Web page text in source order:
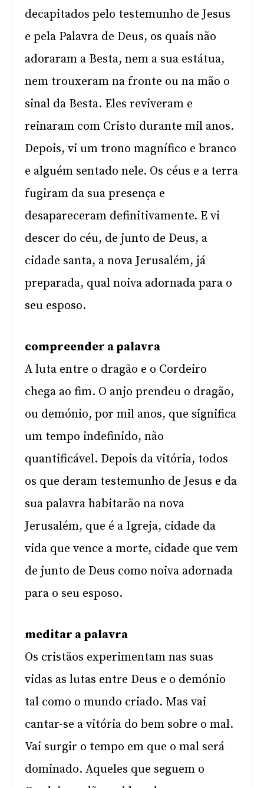
decapitados pelo testemunho de Jesus
e pela Palavra de Deus, os quais não
adoraram a Besta, nem a sua estátua,
nem trouxeram na fronte ou na mão o
sinal da Besta. Eles reviveram e
reinaram com Cristo durante mil anos.
Depois, vi um trono magnífico e branco
e alguém sentado nele. Os céus e a terra
fugiram da sua presença e
desapareceram definitivamente. E vi
descer do céu, de junto de Deus, a
cidade santa, a nova Jerusalém, já
preparada, qual noiva adornada para o
seu esposo.
compreender a palavra
A luta entre o dragão e o Cordeiro
chega ao fim. O anjo prendeu o dragão,
ou demónio, por mil anos, que significa
um tempo indefinido, não
quantificável. Depois da vitória, todos
os que deram testemunho de Jesus e da
sua palavra habitarão na nova
Jerusalém, que é a Igreja, cidade da
vida que vence a morte, cidade que vem
de junto de Deus como noiva adornada
para o seu esposo.
meditar a palavra
Os cristãos experimentam nas suas
vidas as lutas entre Deus e o demónio
tal como o mundo criado. Mas vai
cantar-se a vitória do bem sobre o mal.
Vai surgir o tempo em que o mal será
dominado. Aqueles que seguem o